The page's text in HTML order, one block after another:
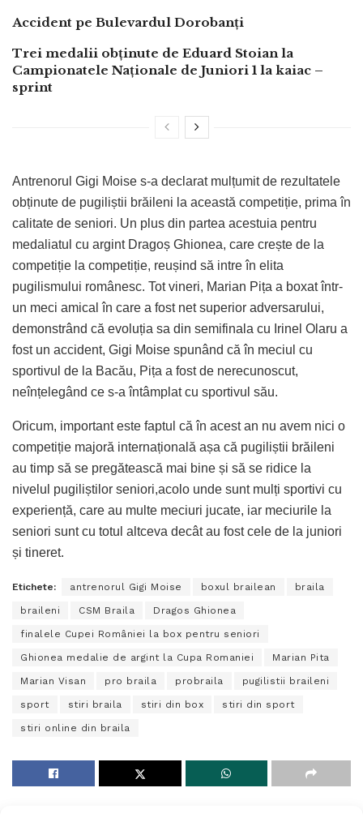
Accident pe Bulevardul Dorobanți
Trei medalii obținute de Eduard Stoian la
Campionatele Naționale de Juniori 1 la kaiac –
sprint
Antrenorul Gigi Moise s-a declarat mulțumit de rezultatele
obținute de pugiliștii brăileni la această competiție, prima în
calitate de seniori. Un plus din partea acestuia pentru
medaliatul cu argint Dragoș Ghionea, care crește de la
competiție la competiție, reușind să intre în elita
pugilismului românesc. Tot vineri, Marian Pița a boxat într-
un meci amical în care a fost net superior adversarului,
demonstrând că evoluția sa din semifinala cu Irinel Olaru a
fost un accident, Gigi Moise spunând că în meciul cu
sportivul de la Bacău, Pița a fost de nerecunoscut,
neînțelegând ce s-a întâmplat cu sportivul său.
Oricum, important este faptul că în acest an nu avem nici o
competiție majoră internațională așa că pugiliștii brăileni
au timp să se pregătească mai bine și să se ridice la
nivelul pugiliștilor seniori,acolo unde sunt mulți sportivi cu
experiență, care au multe meciuri jucate, iar meciurile la
seniori sunt cu totul altceva decât au fost cele de la juniori
și tineret.
Etichete: antrenorul Gigi Moise boxul brailean braila
braileni CSM Braila Dragos Ghionea
finalele Cupei României la box pentru seniori
Ghionea medalie de argint la Cupa Romaniei Marian Pita
Marian Visan pro braila probraila pugilistii braileni
sport stiri braila stiri din box stiri din sport
stiri online din braila